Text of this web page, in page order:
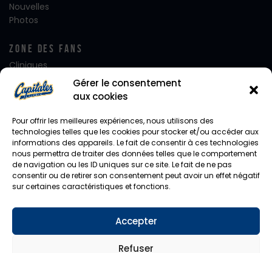
Gérer le consentement
aux cookies
Pour offrir les meilleures expériences, nous utilisons des
technologies telles que les cookies pour stocker et/ou accéder aux
informations des appareils. Le fait de consentir à ces technologies
nous permettra de traiter des données telles que le comportement
de navigation ou les ID uniques sur ce site. Le fait de ne pas
consentir ou de retirer son consentement peut avoir un effet négatif
sur certaines caractéristiques et fonctions.
Accepter
Refuser
Nouvelles
Photos
Zone Des Fans
Cliniques
Club FanatiQ
Fan Club Desjardins
Alignement – Jour de Match
Journées de rêve
Notre mascotte Capi
Photo d’équipe
Facebook
Instagram